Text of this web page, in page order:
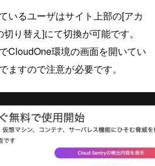
いるユーザはサイト上部の[アカ
り替え]にて切換が可能です。
CloudOne環境の画面を開いてい
ますので注意が必要です。